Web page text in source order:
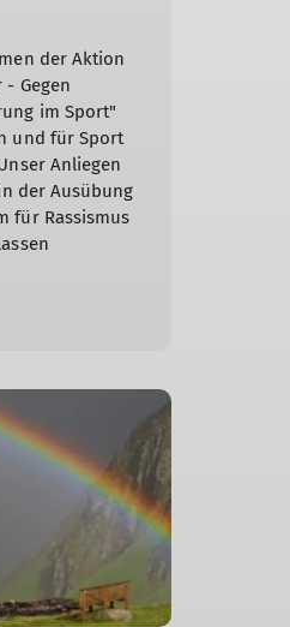
der Aktion
Gegen
im Sport"
und für Sport
Anliegen
der Ausübung
für Rassismus